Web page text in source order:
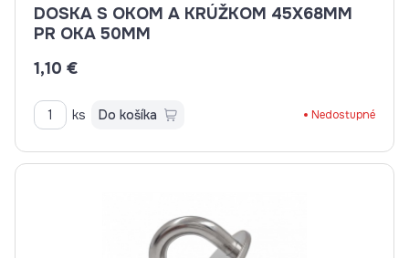
DOSKA S OKOM A KRÚŽKOM 45X68MM
PR OKA 50MM
1,10 €
ks Do košíka Nedostupné